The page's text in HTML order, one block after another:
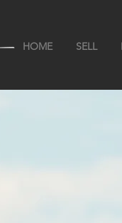
HOME SELL